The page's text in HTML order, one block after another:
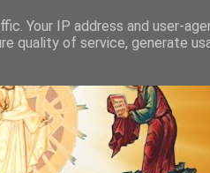
Your IP address and user-
quality of service, generate